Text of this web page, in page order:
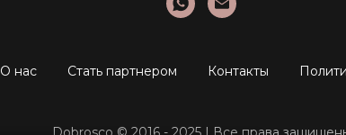
О нас Стать партнером Контакты